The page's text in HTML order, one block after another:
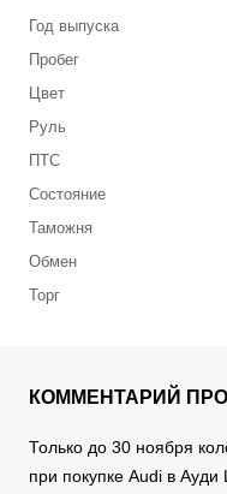
Год выпуска
Пробег
Цвет
Руль
ПТС
Состояние
Таможня
Обмен
Торг
КОММЕНТАРИЙ
Только до 30 ноября
при покупке Audi в Ауди